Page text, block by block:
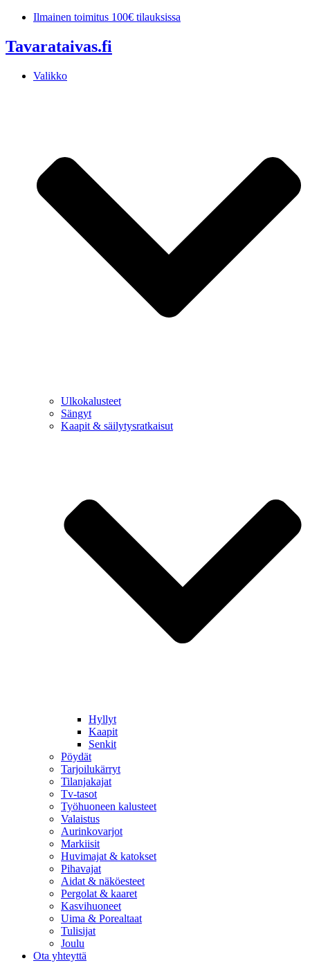
Mene
Ilmainen toimitus 100€ tilauksissa
Tavarataivas.fi
Valikko
Ulkokalusteet
Sängyt
Kaapit & säilytysratkaisut
Hyllyt
Kaapit
Senkit
Pöydät
Tarjoilukärryt
Tilanjakajat
Tv-tasot
Työhuoneen kalusteet
Valaistus
Aurinkovarjot
Markiisit
Huvimajat & katokset
Pihavajat
Aidat & näköesteet
Pergolat & kaaret
Kasvihuoneet
Uima & Porealtaat
Tulisijat
Joulu
Ota yhteyttä